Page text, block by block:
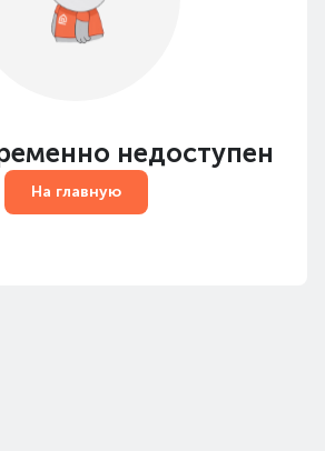
недоступен
На главную